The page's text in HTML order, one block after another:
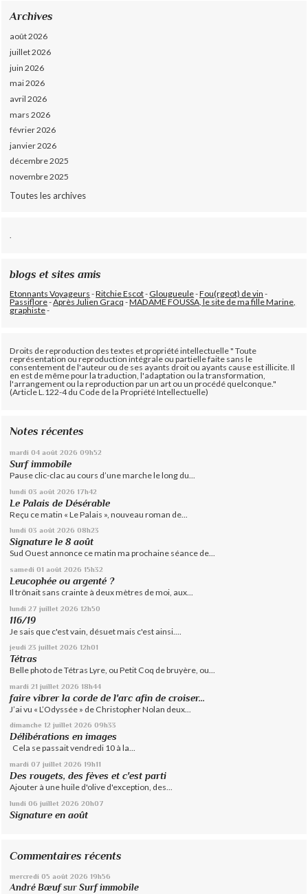
Archives
août 2026
juillet 2026
juin 2026
mai 2026
avril 2026
mars 2026
février 2026
janvier 2026
décembre 2025
novembre 2025
Toutes les archives
blogs et sites amis
Etonnants Voyageurs -Ritchie Escot-Glougueule-Fou(rgeot) de vin -
Passiflore-Après Julien Gracq-MADAME FOUSSA, le site de ma fille Marine,
graphiste-
Droits de reproduction des textes et propriété intellectuelle " Toute
représentation ou reproduction intégrale ou partielle faite sans le
consentement de l'auteur ou de ses ayants droit ou ayants cause est illicite. Il
en est de même pour la traduction, l'adaptation ou la transformation,
l'arrangement ou la reproduction par un art ou un procédé quelconque."
(Article L.122-4 du Code de la Propriété Intellectuelle)
Notes récentes
mardi 04 août 2026 09h52
Surf immobile
Pause clic-clac au cours d’une marche le long du...
lundi 03 août 2026 17h42
Le Palais de Désérable
Reçu ce matin « Le Palais », nouveau roman de...
lundi 03 août 2026 08h23
Signature le 8 août
Sud Ouest annonce ce matin ma prochaine séance de...
samedi 01 août 2026 15h32
Leucophée ou argenté ?
Il trônait sans crainte à deux mètres de moi, aux...
lundi 27 juillet 2026 12h50
116/19
Je sais que c'est vain, désuet mais c'est ainsi....
jeudi 23 juillet 2026 12h01
Tétras
Belle photo de Tétras Lyre, ou Petit Coq de bruyère, ou...
mardi 21 juillet 2026 18h44
faire vibrer la corde de l'arc afin de croiser...
J’ai vu « L’Odyssée » de Christopher Nolan deux...
dimanche 12 juillet 2026 09h33
Délibérations en images
Cela se passait vendredi 10 à la...
mardi 07 juillet 2026 19h11
Des rougets, des fèves et c'est parti
Ajouter à une huile d'olive d'exception, des...
lundi 06 juillet 2026 20h07
Signature en août
Commentaires récents
mercredi 05 août 2026 19h56
André BœufsurSurf immobile